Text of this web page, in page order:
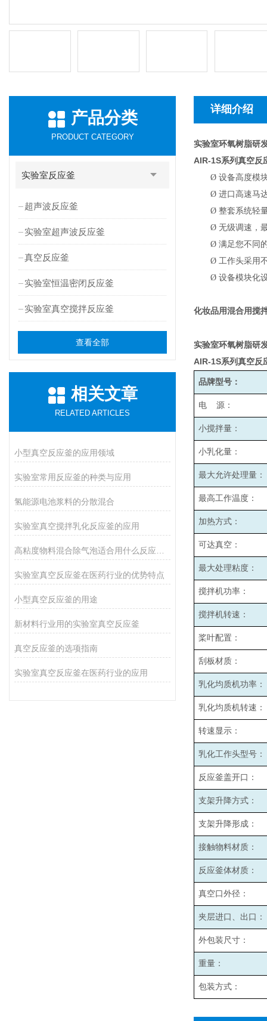
产品分类
PRODUCT CATEGORY
实验室反应釜
超声波反应釜
实验室超声波反应釜
真空反应釜
实验室恒温密闭反应釜
实验室真空搅拌反应釜
查看全部
相关文章
RELATED ARTICLES
小型真空反应釜的应用领域
实验室常用反应釜的种类与应用
氢能源电池浆料的分散混合
实验室真空搅拌乳化反应釜的应用
实验室真空反应釜在医药行业的优势特点
小型真空反应釜的用途
新材料行业用的实验室真空反应釜
真空反应釜的选项指南
实验室真空反应釜在医药行业的应用
详细介绍
实验室环氧树脂研
AIR-1S系列真空反
Ø 设备高度模
Ø 进口高速马
Ø 整套系统轻
Ø 无级调速，
Ø 满足您不同
Ø 工作头采用
Ø 设备模块化
化妆品用混合用搅
实验室环氧树脂研
AIR-1S系列真空反
品牌型号：
电 源：
小搅拌量：
小乳化量：
最大允许处理量：
最高工作温度：
加热方式：
可达真空：
最大处理粘度：
搅拌机功率：
搅拌机转速：
桨叶配置：
刮板材质：
乳化均质机功率：
乳化均质机转速：
转速显示：
乳化工作头型号：
反应釜盖开口：
支架升降方式：
支架升降形成：
接触物料材质：
反应釜体材质：
真空口外径：
夹层进口、出口：
外包装尺寸：
重量：
包装方式：